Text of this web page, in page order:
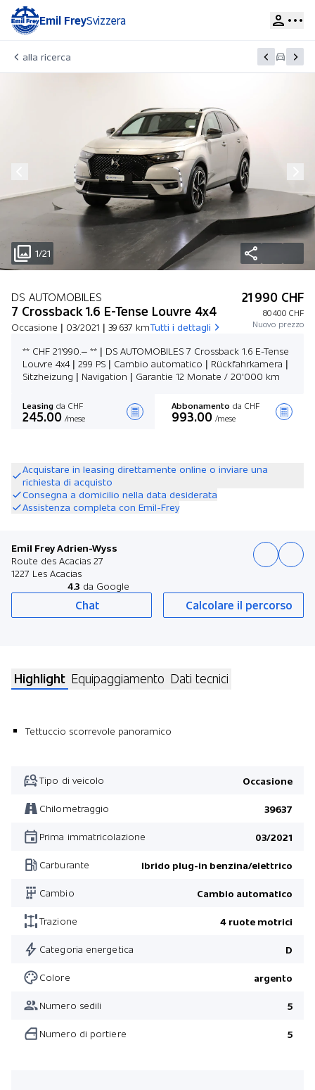
Emil FreySvizzera
alla ricerca
1/21
DS AUTOMOBILES
7 Crossback 1.6 E-Tense Louvre 4x4
Occasione | 03/2021 | 39 637 kmTutti i dettagli
21 990 CHF
80 400 CHF
Nuovo prezzo
** CHF 21'990.– ** | DS AUTOMOBILES 7 Crossback 1.6 E-Tense
Louvre 4x4 | 299 PS | Cambio automatico | Rückfahrkamera |
Sitzheizung | Navigation | Garantie 12 Monate / 20'000 km
Leasing da CHF
245.00 /mese
Abbonamento da CHF
993.00 /mese
Acquistare in leasing direttamente online o inviare una
richiesta di acquisto
Consegna a domicilio nella data desiderata
Assistenza completa con Emil-Frey
Emil Frey Adrien-Wyss
Route des Acacias 27
1227 Les Acacias
4.3 da Google
Chat Calcolare il percorso
Highlight Equipaggiamento Dati tecnici
Tettuccio scorrevole panoramico
Tipo di veicolo Occasione
Chilometraggio 39637
Prima immatricolazione 03/2021
Carburante Ibrido plug-in benzina/elettrico
Cambio Cambio automatico
Trazione 4 ruote motrici
Categoria energetica D
Colore argento
Numero sedili 5
Numero di portiere 5